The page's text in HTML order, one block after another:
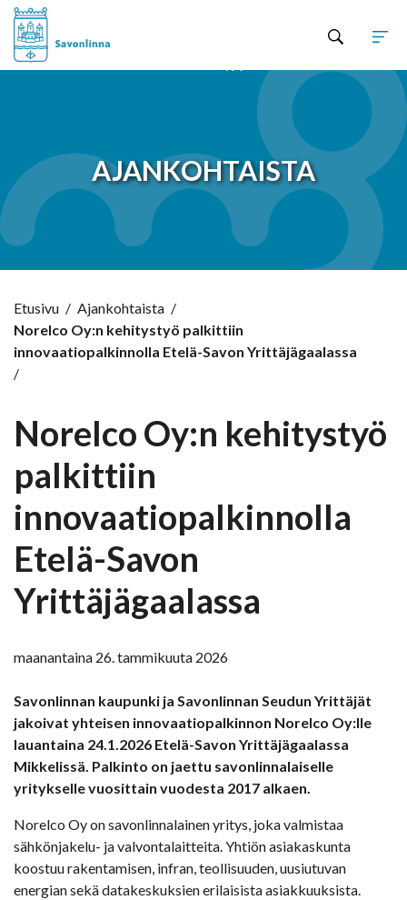
AJANKOHTAISTA
Etusivu / Ajankohtaista /
Norelco Oy:n kehitystyö palkittiin
innovaatiopalkinnolla Etelä-Savon Yrittäjägaalassa
/
Norelco Oy:n kehitystyö
palkittiin
innovaatiopalkinnolla
Etelä-Savon
Yrittäjägaalassa
maanantaina 26. tammikuuta 2026
Savonlinnan kaupunki ja Savonlinnan Seudun Yrittäjät
jakoivat yhteisen innovaatiopalkinnon Norelco Oy:lle
lauantaina 24.1.2026 Etelä-Savon Yrittäjägaalassa
Mikkelissä. Palkinto on jaettu savonlinnalaiselle
yritykselle vuosittain vuodesta 2017 alkaen.
Norelco Oy on savonlinnalainen yritys, joka valmistaa
sähkönjakelu- ja valvontalaitteita. Yhtiön asiakaskunta
koostuu rakentamisen, infran, teollisuuden, uusiutuvan
energian sekä datakeskuksien erilaisista asiakkuuksista.